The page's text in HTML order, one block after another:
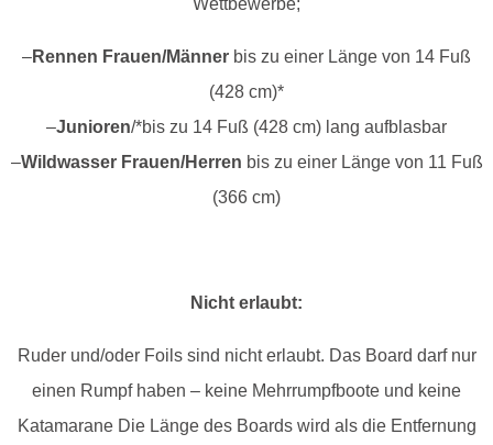
Wettbewerbe;
–Rennen Frauen/Männer bis zu einer Länge von 14 Fuß
(428 cm)*
–Junioren/*bis zu 14 Fuß (428 cm) lang aufblasbar
–Wildwasser Frauen/Herren bis zu einer Länge von 11 Fuß
(366 cm)
Nicht erlaubt:
Ruder und/oder Foils sind nicht erlaubt. Das Board darf nur
einen Rumpf haben – keine Mehrrumpfboote und keine
Katamarane Die Länge des Boards wird als die Entfernung